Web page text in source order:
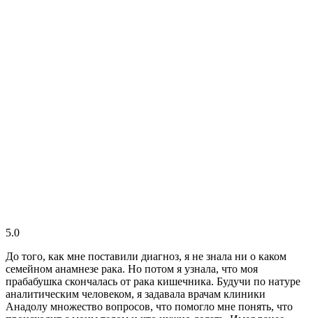
5.0
До того, как мне поставили диагноз, я не знала ни о каком
семейном анамнезе рака. Но потом я узнала, что моя
прабабушка скончалась от рака кишечника. Будучи по натуре
аналитическим человеком, я задавала врачам клиники
Анадолу множество вопросов, что помогло мне понять, что